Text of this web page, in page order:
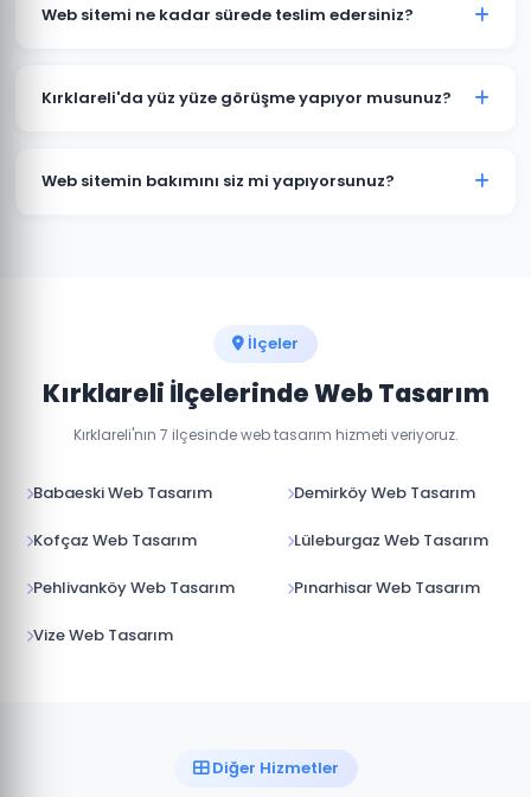
kapsamına göre değişmektedir. Kurumsal web sitesi,
bizimle iletişime geçin.
Web sitemi ne kadar sürede teslim edersiniz?
ticaret projeleri 15-30 iş günü içinde teslim
Kırklareli'da yüz yüze görüşme yapıyor musunuz?
online görüşme imkanı sunuyoruz. Projenizin
Web sitemin bakımını siz mi yapıyorsunuz?
İlçeler
Kırklareli İlçelerinde Web Tasarım
Kırklareli'nın 7 ilçesinde web tasarım hizmeti veriyoruz.
Babaeski Web Tasarım Demirköy Web Tasarım
Kofçaz Web Tasarım Lüleburgaz Web Tasarım
Pehlivanköy Web Tasarım Pınarhisar Web Tasarım
Vize Web Tasarım
Diğer Hizmetler